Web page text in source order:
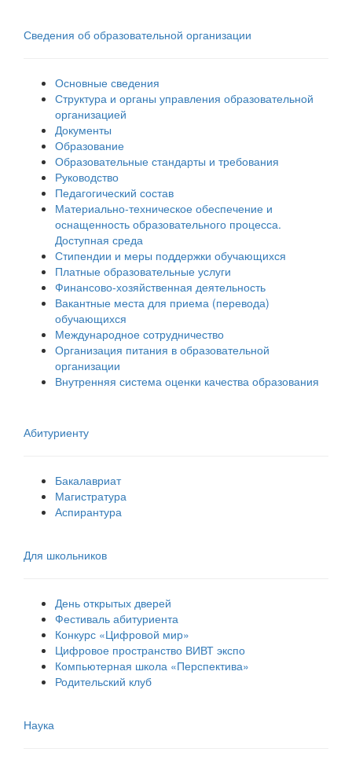
Сведения об образовательной организации
Основные сведения
Структура и органы управления образовательной
организацией
Документы
Образование
Образовательные стандарты и требования
Руководство
Педагогический состав
Материально-техническое обеспечение и
оснащенность образовательного процесса.
Доступная среда
Стипендии и меры поддержки обучающихся
Платные образовательные услуги
Финансово-хозяйственная деятельность
Вакантные места для приема (перевода)
обучающихся
Международное сотрудничество
Организация питания в образовательной
организации
Внутренняя система оценки качества образования
Абитуриенту
Бакалавриат
Магистратура
Аспирантура
Для школьников
День открытых дверей
Фестиваль абитуриента
Конкурс «Цифровой мир»
Цифровое пространство ВИВТ экспо
Компьютерная школа «Перспектива»
Родительский клуб
Наука